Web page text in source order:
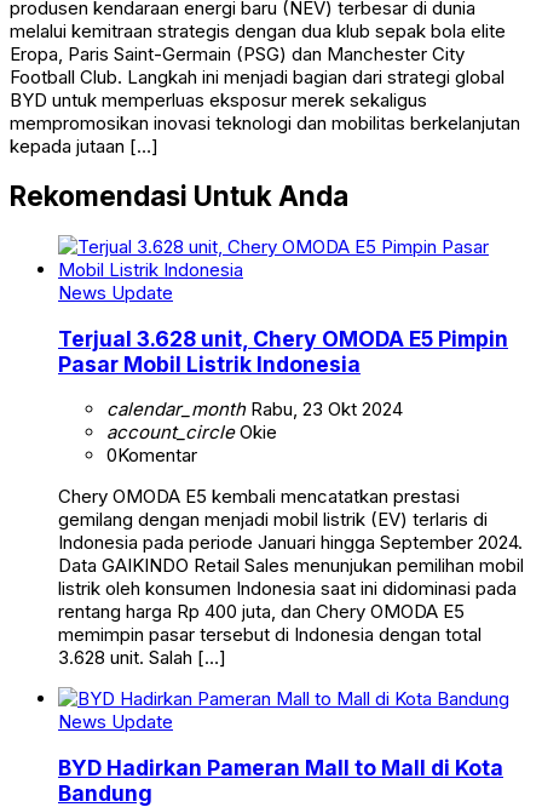
produsen kendaraan energi baru (NEV) terbesar di dunia
melalui kemitraan strategis dengan dua klub sepak bola elite
Eropa, Paris Saint-Germain (PSG) dan Manchester City
Football Club. Langkah ini menjadi bagian dari strategi global
BYD untuk memperluas eksposur merek sekaligus
mempromosikan inovasi teknologi dan mobilitas berkelanjutan
kepada jutaan […]
Rekomendasi Untuk Anda
News Update
Terjual 3.628 unit, Chery OMODA E5 Pimpin
Pasar Mobil Listrik Indonesia
calendar_monthRabu, 23 Okt 2024
account_circleOkie
0Komentar
Chery OMODA E5 kembali mencatatkan prestasi
gemilang dengan menjadi mobil listrik (EV) terlaris di
Indonesia pada periode Januari hingga September 2024.
Data GAIKINDO Retail Sales menunjukan pemilihan mobil
listrik oleh konsumen Indonesia saat ini didominasi pada
rentang harga Rp 400 juta, dan Chery OMODA E5
memimpin pasar tersebut di Indonesia dengan total
3.628 unit. Salah […]
News Update
BYD Hadirkan Pameran Mall to Mall di Kota
Bandung